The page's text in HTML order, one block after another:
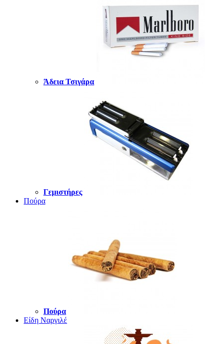
Άδεια Τσιγάρα
Γεμιστήρες
Πούρα
Πούρα
Είδη Ναργιλέ